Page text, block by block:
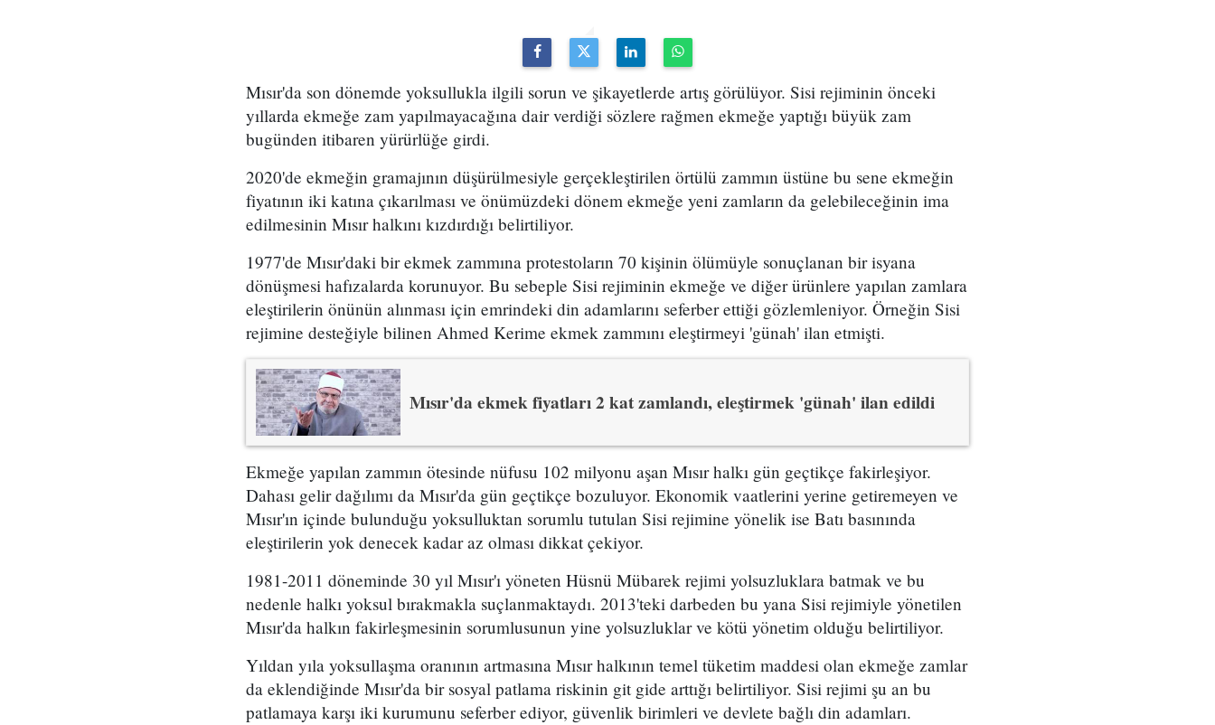
Mısır'da son dönemde yoksullukla ilgili sorun ve şikayetlerde artış görülüyor. Sisi rejiminin önceki
yıllarda ekmeğe zam yapılmayacağına dair verdiği sözlere rağmen ekmeğe yaptığı büyük zam
bugünden itibaren yürürlüğe girdi.
2020'de ekmeğin gramajının düşürülmesiyle gerçekleştirilen örtülü zammın üstüne bu sene ekmeğin
fiyatının iki katına çıkarılması ve önümüzdeki dönem ekmeğe yeni zamların da gelebileceğinin ima
edilmesinin Mısır halkını kızdırdığı belirtiliyor.
1977'de Mısır'daki bir ekmek zammına protestoların 70 kişinin ölümüyle sonuçlanan bir isyana
dönüşmesi hafızalarda korunuyor. Bu sebeple Sisi rejiminin ekmeğe ve diğer ürünlere yapılan zamlara
eleştirilerin önünün alınması için emrindeki din adamlarını seferber ettiği gözlemleniyor. Örneğin Sisi
rejimine desteğiyle bilinen Ahmed Kerime ekmek zammını eleştirmeyi 'günah' ilan etmişti.
Mısır'da ekmek fiyatları 2 kat zamlandı, eleştirmek 'günah' ilan edildi
Ekmeğe yapılan zammın ötesinde nüfusu 102 milyonu aşan Mısır halkı gün geçtikçe fakirleşiyor.
Dahası gelir dağılımı da Mısır'da gün geçtikçe bozuluyor. Ekonomik vaatlerini yerine getiremeyen ve
Mısır'ın içinde bulunduğu yoksulluktan sorumlu tutulan Sisi rejimine yönelik ise Batı basınında
eleştirilerin yok denecek kadar az olması dikkat çekiyor.
1981-2011 döneminde 30 yıl Mısır'ı yöneten Hüsnü Mübarek rejimi yolsuzluklara batmak ve bu
nedenle halkı yoksul bırakmakla suçlanmaktaydı. 2013'teki darbeden bu yana Sisi rejimiyle yönetilen
Mısır'da halkın fakirleşmesinin sorumlusunun yine yolsuzluklar ve kötü yönetim olduğu belirtiliyor.
Yıldan yıla yoksullaşma oranının artmasına Mısır halkının temel tüketim maddesi olan ekmeğe zamlar
da eklendiğinde Mısır'da bir sosyal patlama riskinin git gide arttığı belirtiliyor. Sisi rejimi şu an bu
patlamaya karşı iki kurumunu seferber ediyor, güvenlik birimleri ve devlete bağlı din adamları.